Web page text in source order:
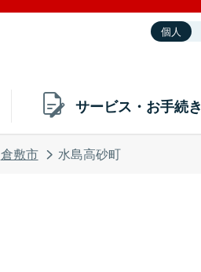
個人
サービス・お手続き
倉敷市 水島高砂町